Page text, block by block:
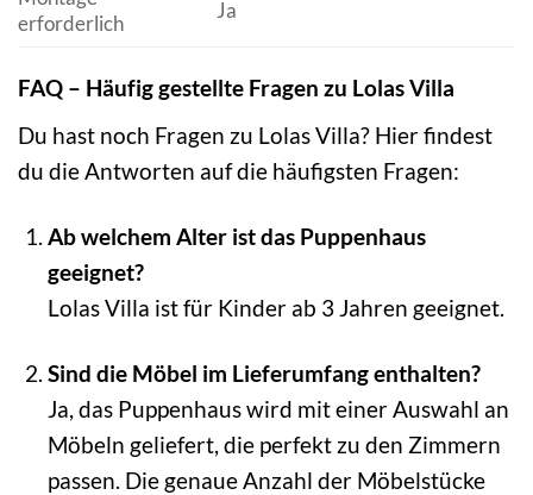
erforderlich
Ja
FAQ – Häufig gestellte Fragen zu Lolas Villa
Du hast noch Fragen zu Lolas Villa? Hier findest
du die Antworten auf die häufigsten Fragen:
Ab welchem Alter ist das Puppenhaus
geeignet?
Lolas Villa ist für Kinder ab 3 Jahren geeignet.
Sind die Möbel im Lieferumfang enthalten?
Ja, das Puppenhaus wird mit einer Auswahl an
Möbeln geliefert, die perfekt zu den Zimmern
passen. Die genaue Anzahl der Möbelstücke